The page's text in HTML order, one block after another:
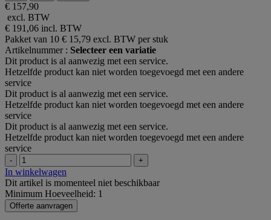
€ 157,90
excl. BTW
€ 191,06 incl. BTW
Pakket van 10 € 15,79 excl. BTW per stuk
Artikelnummer : Selecteer een variatie
Dit product is al aanwezig met een service.
Hetzelfde product kan niet worden toegevoegd met een andere
service
Dit product is al aanwezig met een service.
Hetzelfde product kan niet worden toegevoegd met een andere
service
Dit product is al aanwezig met een service.
Hetzelfde product kan niet worden toegevoegd met een andere
service
- +
In winkelwagen
Dit artikel is momenteel niet beschikbaar
Minimum Hoeveelheid: 1
Offerte aanvragen